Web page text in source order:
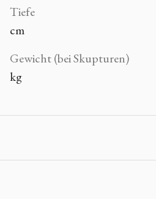
Tiefe
cm
Gewicht (bei Skupturen)
kg